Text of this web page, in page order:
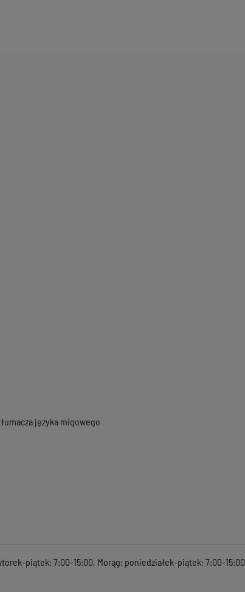
języka migowego
piątek: 7:00-15:00, Morąg: poniedziałek-piątek: 7:00-15:00